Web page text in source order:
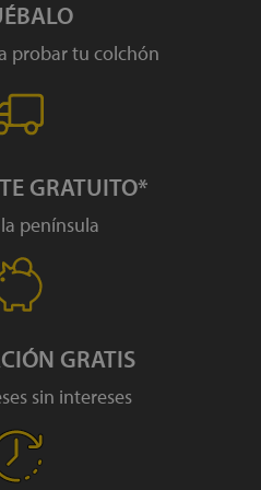
probar tu colchón
GRATUITO*
península
GRATIS
sin intereses